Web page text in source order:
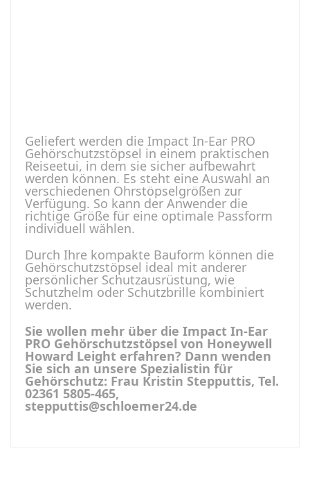
Geliefert werden die Impact In-Ear PRO
Gehörschutzstöpsel in einem praktischen
Reiseetui, in dem sie sicher aufbewahrt
werden können. Es steht eine Auswahl an
verschiedenen Ohrstöpselgrößen zur
Verfügung. So kann der Anwender die
richtige Größe für eine optimale Passform
individuell wählen.
Durch Ihre kompakte Bauform können die
Gehörschutzstöpsel ideal mit anderer
persönlicher Schutzausrüstung, wie
Schutzhelm oder Schutzbrille kombiniert
werden.
Sie wollen mehr über die Impact In-Ear
PRO Gehörschutzstöpsel von Honeywell
Howard Leight erfahren? Dann wenden
Sie sich an unsere Spezialistin für
Gehörschutz: Frau Kristin Stepputtis, Tel.
02361 5805-465,
stepputtis@schloemer24.de